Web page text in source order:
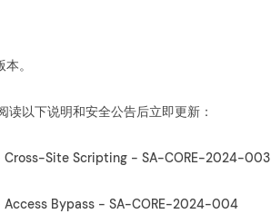
。
以下说明和安全公告后立即更新：
Site Scripting - SA-CORE-2024-003
Bypass - SA-CORE-2024-004